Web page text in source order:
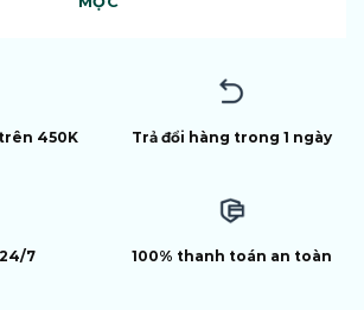
450K Trả đổi hàng trong 1 ngày
7 100% thanh toán an toàn